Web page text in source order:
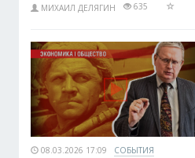
МИХАИЛ ДЕЛЯГИН 635
08.03.2026 17:09 СОБЫТИЯ